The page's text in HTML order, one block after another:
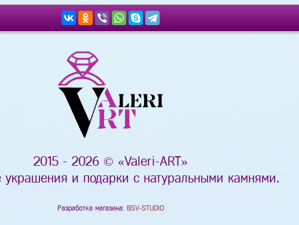
2015 - 2026 © «Valeri-ART»
украшения и подарки с натуральными камнями.
Разработка магазина: BSV-STUDIO